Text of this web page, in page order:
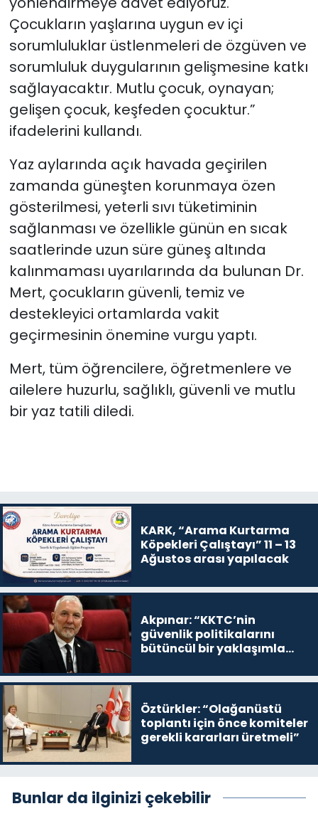
Çocukların yaşlarına uygun ev içi
sorumluluklar üstlenmeleri de özgüven ve
sorumluluk duygularının gelişmesine katkı
sağlayacaktır. Mutlu çocuk, oynayan;
gelişen çocuk, keşfeden çocuktur.”
ifadelerini kullandı.
Yaz aylarında açık havada geçirilen
zamanda güneşten korunmaya özen
gösterilmesi, yeterli sıvı tüketiminin
sağlanması ve özellikle günün en sıcak
saatlerinde uzun süre güneş altında
kalınmaması uyarılarında da bulunan Dr.
Mert, çocukların güvenli, temiz ve
destekleyici ortamlarda vakit
geçirmesinin önemine vurgu yaptı.
Mert, tüm öğrencilere, öğretmenlere ve
ailelere huzurlu, sağlıklı, güvenli ve mutlu
bir yaz tatili diledi.
KARK, “Arama Kurtarma
Köpekleri Çalıştayı” 11 – 13
Ağustos arası yapılacak
Akpınar: “KKTC’nin
güvenlik politikalarını
bütüncül bir yaklaşımla
gerekiyor”
Öztürkler: “Olağanüstü
toplantı için önce komiteler
gerekli kararları üretmeli”
Bunlar da ilginizi çekebilir